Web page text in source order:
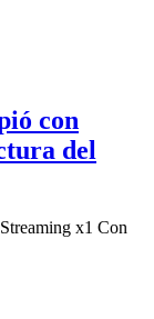
con
del
x1 Con